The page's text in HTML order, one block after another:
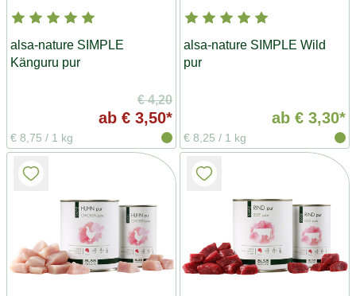
alsa-nature SIMPLE
Känguru pur
€ 4,20
ab € 3,50*
€ 8,75 / 1 kg
alsa-nature SIMPLE Wild
pur
ab € 3,30*
€ 8,25 / 1 kg